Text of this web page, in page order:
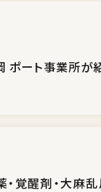
ポート事業所が
覚醒剤・大麻